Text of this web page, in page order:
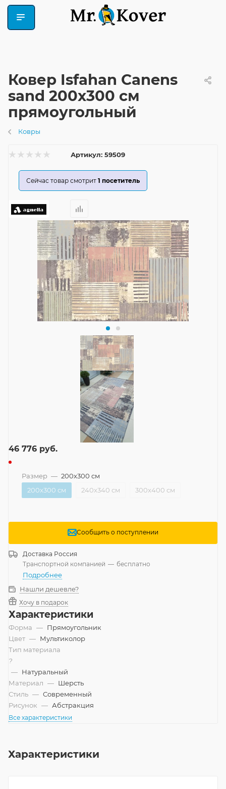
Ковер Isfahan Canens
sand 200x300 см
прямоугольный
Ковры
Артикул: 59509
Сейчас товар смотрит 1 посетитель
46 776 руб.
Размер — 200x300 см
200x300 см
240x340 см 300x400 см
Сообщить о поступлении
Доставка Россия
Транспортной компанией — бесплатно
Подробнее
Нашли дешевле?
Хочу в подарок
Характеристики
Форма — Прямоугольник
Цвет — Мультиколор
Тип материала
?
— Натуральный
Материал — Шерсть
Стиль — Современный
Рисунок — Абстракция
Все характеристики
Характеристики